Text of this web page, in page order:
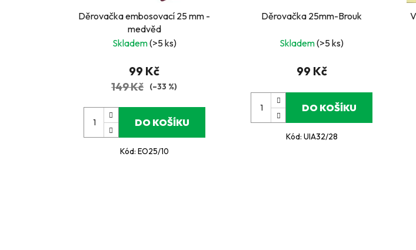
Děrovačka embosovací 25 mm -
medvěd
Skladem(>5 ks)
99 Kč
149 Kč (–33 %)
DO KOŠÍKU
Kód: EO25/10
Děrovačka 25mm-Brouk
Skladem(>5 ks)
99 Kč
DO KOŠÍKU
Kód: UIA32/28